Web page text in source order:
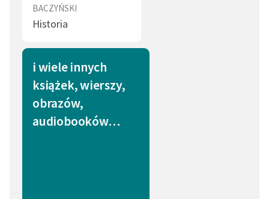
BACZYŃSKI
Historia
i wiele innych
książek, wierszy,
obrazów,
audiobooków…